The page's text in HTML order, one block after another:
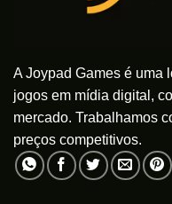
A Joypad Games é uma
jogos em mídia digital,
mercado. Trabalhamos
preços competitivos.